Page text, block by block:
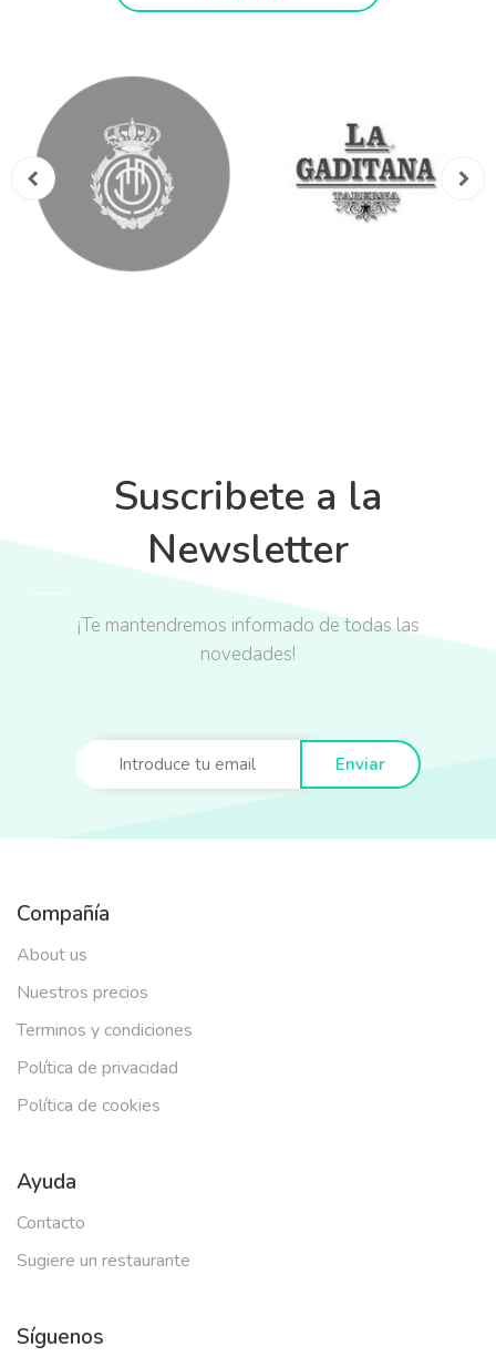
Suscribete a la
Newsletter
¡Te mantendremos informado de todas las
novedades!
Enviar
Compañía
About us
Nuestros precios
Terminos y condiciones
Política de privacidad
Política de cookies
Ayuda
Contacto
Sugiere un restaurante
Síguenos